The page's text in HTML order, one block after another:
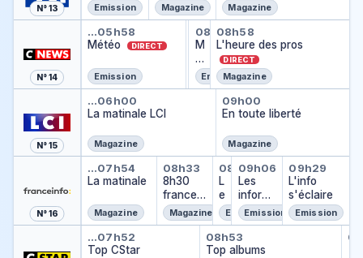
n
N° 13 Emission Magazine Magazine
N° 14
Météo
…05h58
Météo
DIRECT
Emission
Météo des plages
08h47
Météo des plages
…
Météo 9h
08h48
M
é
t
é
R
Emission
L'heure des pros
08h58
L'heure des pros
DIRECT
Magazine
N° 15
La matinale LCI
…06h00
La matinale LCI
Magazine
En toute liberté
09h00
En toute liberté
Magazine
N° 16
La matinale
…07h54
La matinale
Magazine
8h30 franceinfo
08h33
8h30
francein
foMagazine
Le journal
08h58
L
e
j
o
u
r
Emission
Les informés
09h06
Les
inform
és du
matin
Emission
L'info
09h29
L'info
s'éclaire
Emission
Top CStar
…07h52
Top CStar
Top albums
08h53
Top albums